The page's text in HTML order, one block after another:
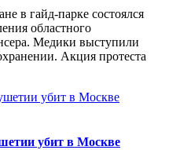
в гайд-парке состоялся
областного
Медики выступили
Акция протеста
убит в Москве